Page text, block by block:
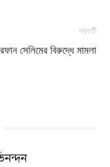
পরবর্তী
সেলিমের বিরুদ্ধে মামলা